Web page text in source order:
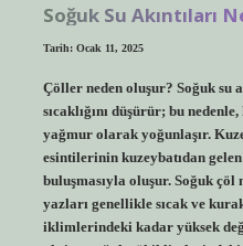
Soğuk Su Akıntıları
Tarih: Ocak 11, 2025
Çöller neden oluşur? Soğuk su
sıcaklığını düşürür; bu
yağmur olarak yoğunlaşır.
esintilerinin kuzeybatıdan
buluşmasıyla oluşur. Soğuk
yazları genellikle sıcak ve
iklimlerindeki kadar yüksek